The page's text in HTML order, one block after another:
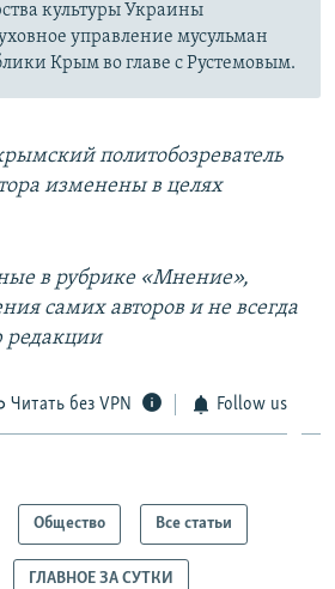
культуры Украины
управление мусульман
Крым во главе с Рустемовым.
политобозреватель
изменены в целях
в рубрике «Мнение»,
самих авторов и не всегда
редакции
Читать без VPN Follow us
Общество Все статьи
ГЛАВНОЕ ЗА СУТКИ